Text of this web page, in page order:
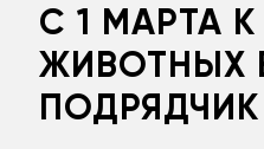
С 1 МАРТА
ЖИВОТНЫХ
ПОДРЯДЧИК